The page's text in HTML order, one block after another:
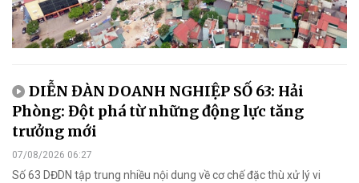
DIỄN ĐÀN DOANH NGHIỆP SỐ 63: Hải
Phòng: Đột phá từ những động lực tăng
trưởng mới
07/08/2026 06:27
Số 63 DĐDN tập trung nhiều nội dung về cơ chế đặc thù xử lý vi